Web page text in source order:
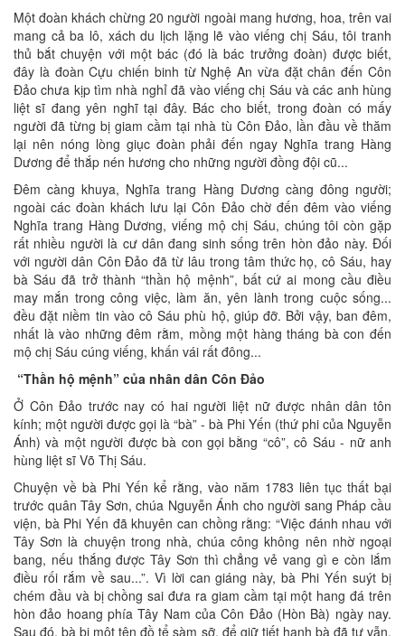
Một đoàn khách chừng 20 người ngoài mang hương, hoa, trên vai
mang cả ba lô, xách du lịch lặng lẽ vào viếng chị Sáu, tôi tranh
thủ bắt chuyện với một bác (đó là bác trưởng đoàn) được biết,
đây là đoàn Cựu chiến binh từ Nghệ An vừa đặt chân đến Côn
Đảo chưa kịp tìm nhà nghỉ đã vào viếng chị Sáu và các anh hùng
liệt sĩ đang yên nghĩ tại đây. Bác cho biết, trong đoàn có mấy
người đã từng bị giam cầm tại nhà tù Côn Đảo, lần đầu về thăm
lại nên nóng lòng giục đoàn phải đến ngay Nghĩa trang Hàng
Dương để thắp nén hương cho những người đồng đội cũ...
Đêm càng khuya, Nghĩa trang Hàng Dương càng đông người;
ngoài các đoàn khách lưu lại Côn Đảo chờ đến đêm vào viếng
Nghĩa trang Hàng Dương, viếng mộ chị Sáu, chúng tôi còn gặp
rất nhiều người là cư dân đang sinh sống trên hòn đảo này. Đối
với người dân Côn Đảo đã từ lâu trong tâm thức họ, cô Sáu, hay
bà Sáu đã trở thành “thần hộ mệnh”, bất cứ ai mong cầu điều
may mắn trong công việc, làm ăn, yên lành trong cuộc sống...
đều đặt niềm tin vào cô Sáu phù hộ, giúp đỡ. Bởi vậy, ban đêm,
nhất là vào những đêm rằm, mồng một hàng tháng bà con đến
mộ chị Sáu cúng viếng, khấn vái rất đông...
“Thần hộ mệnh” của nhân dân Côn Ðảo
Ở Côn Đảo trước nay có hai người liệt nữ được nhân dân tôn
kính; một người được gọi là “bà” - bà Phi Yến (thứ phi của Nguyễn
Ánh) và một người được bà con gọi bằng “cô”, cô Sáu - nữ anh
hùng liệt sĩ Võ Thị Sáu.
Chuyện về bà Phi Yến kể rằng, vào năm 1783 liên tục thất bại
trước quân Tây Sơn, chúa Nguyễn Ánh cho người sang Pháp cầu
viện, bà Phi Yến đã khuyên can chồng rằng: “Việc đánh nhau với
Tây Sơn là chuyện trong nhà, chúa công không nên nhờ ngoại
bang, nếu thắng được Tây Sơn thì chẳng vẻ vang gì e còn lắm
điều rối rắm về sau...”. Vì lời can giáng này, bà Phi Yến suýt bị
chém đầu và bị chồng sai đưa ra giam cầm tại một hang đá trên
hòn đảo hoang phía Tây Nam của Côn Đảo (Hòn Bà) ngày nay.
Sau đó, bà bị một tên đồ tể sàm sỡ, để giữ tiết hạnh bà đã tự vẫn.